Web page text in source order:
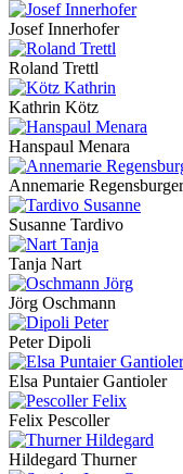
Josef Innerhofer
Roland Trettl
Kathrin Kötz
Hanspaul Menara
Annemarie Regensburger
Susanne Tardivo
Tanja Nart
Jörg Oschmann
Peter Dipoli
Elsa Puntaier Gantioler
Felix Pescoller
Hildegard Thurner